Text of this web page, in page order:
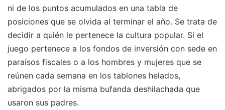
ni de los puntos acumulados en una tabla de
posiciones que se olvida al terminar el año. Se trata de
decidir a quién le pertenece la cultura popular. Si el
juego pertenece a los fondos de inversión con sede en
paraísos fiscales o a los hombres y mujeres que se
reúnen cada semana en los tablones helados,
abrigados por la misma bufanda deshilachada que
usaron sus padres.